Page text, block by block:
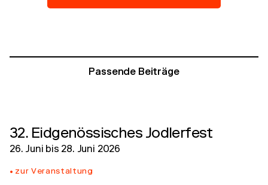
Passende Beiträge
32. Eidgenössisches Jodlerfest
26. Juni bis 28. Juni 2026
zur Veranstaltung